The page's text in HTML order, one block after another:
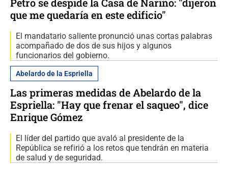
que me quedaría en este edificio"
El mandatario saliente pronunció unas cortas palabras
acompañado de dos de sus hijos y algunos
funcionarios del gobierno.
Abelardo de la Espriella
Las primeras medidas de Abelardo de la
Espriella: "Hay que frenar el saqueo", dice
Enrique Gómez
El líder del partido que avaló al presidente de la
República se refirió a los retos que tendrán en materia
de salud y de seguridad.